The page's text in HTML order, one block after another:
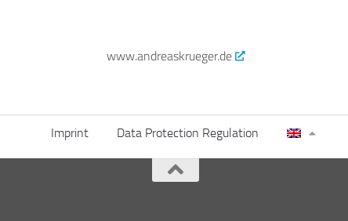
www.andreaskrueger.de
Imprint Data Protection Regulation